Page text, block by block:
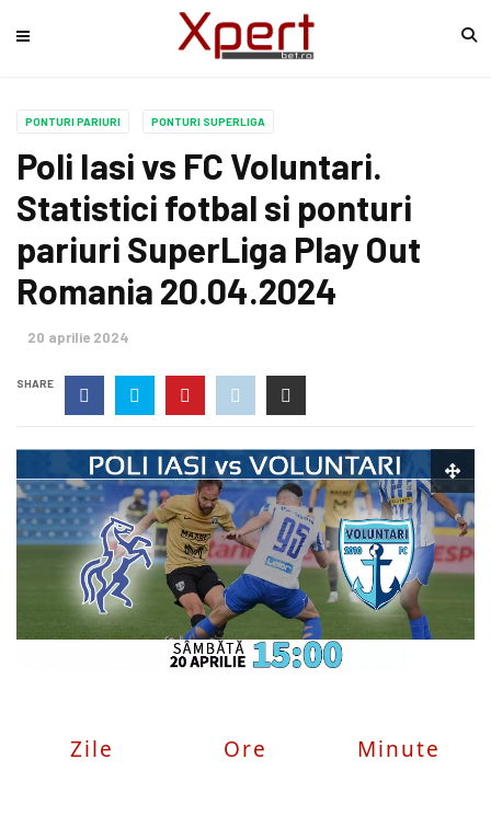
PONTURI PARIURI PONTURI SUPERLIGA
Poli Iasi vs FC Voluntari.
Statistici fotbal si ponturi
pariuri SuperLiga Play Out
Romania 20.04.2024
20 aprilie 2024
SHARE
Zile Ore Minute